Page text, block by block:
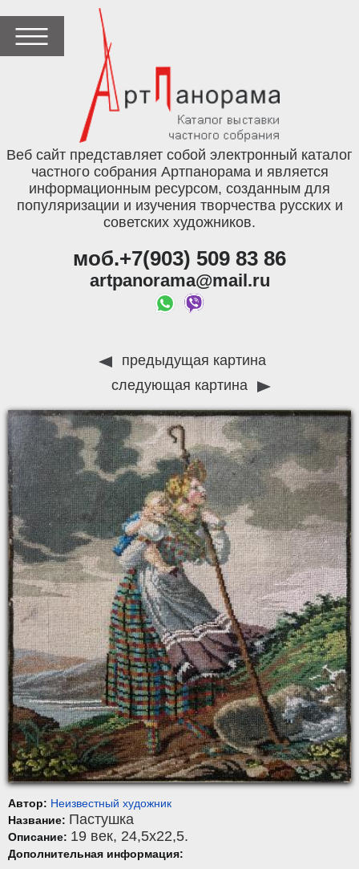
Веб сайт представляет собой электронный каталог
частного собрания Артпанорама и является
информационным ресурсом, созданным для
популяризации и изучения творчества русских и
советских художников.
моб.+7(903) 509 83 86
artpanorama@mail.ru
предыдущая картина
следующая картина
Автор: Неизвестный художник
Название: Пастушка
Описание: 19 век, 24,5x22,5.
Дополнительная информация: